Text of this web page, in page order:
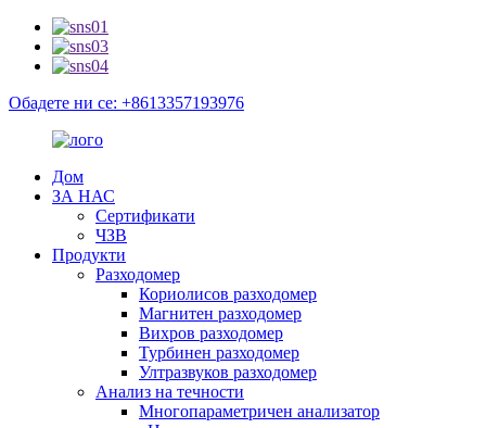
Обадете ни се: +8613357193976
Дом
ЗА НАС
Сертификати
ЧЗВ
Продукти
Разходомер
Кориолисов разходомер
Магнитен разходомер
Вихров разходомер
Турбинен разходомер
Ултразвуков разходомер
Анализ на течности
Многопараметричен анализатор